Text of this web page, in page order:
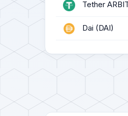
Tether
Dai (DAI)
USDCoin
USDCoin
USDCoin